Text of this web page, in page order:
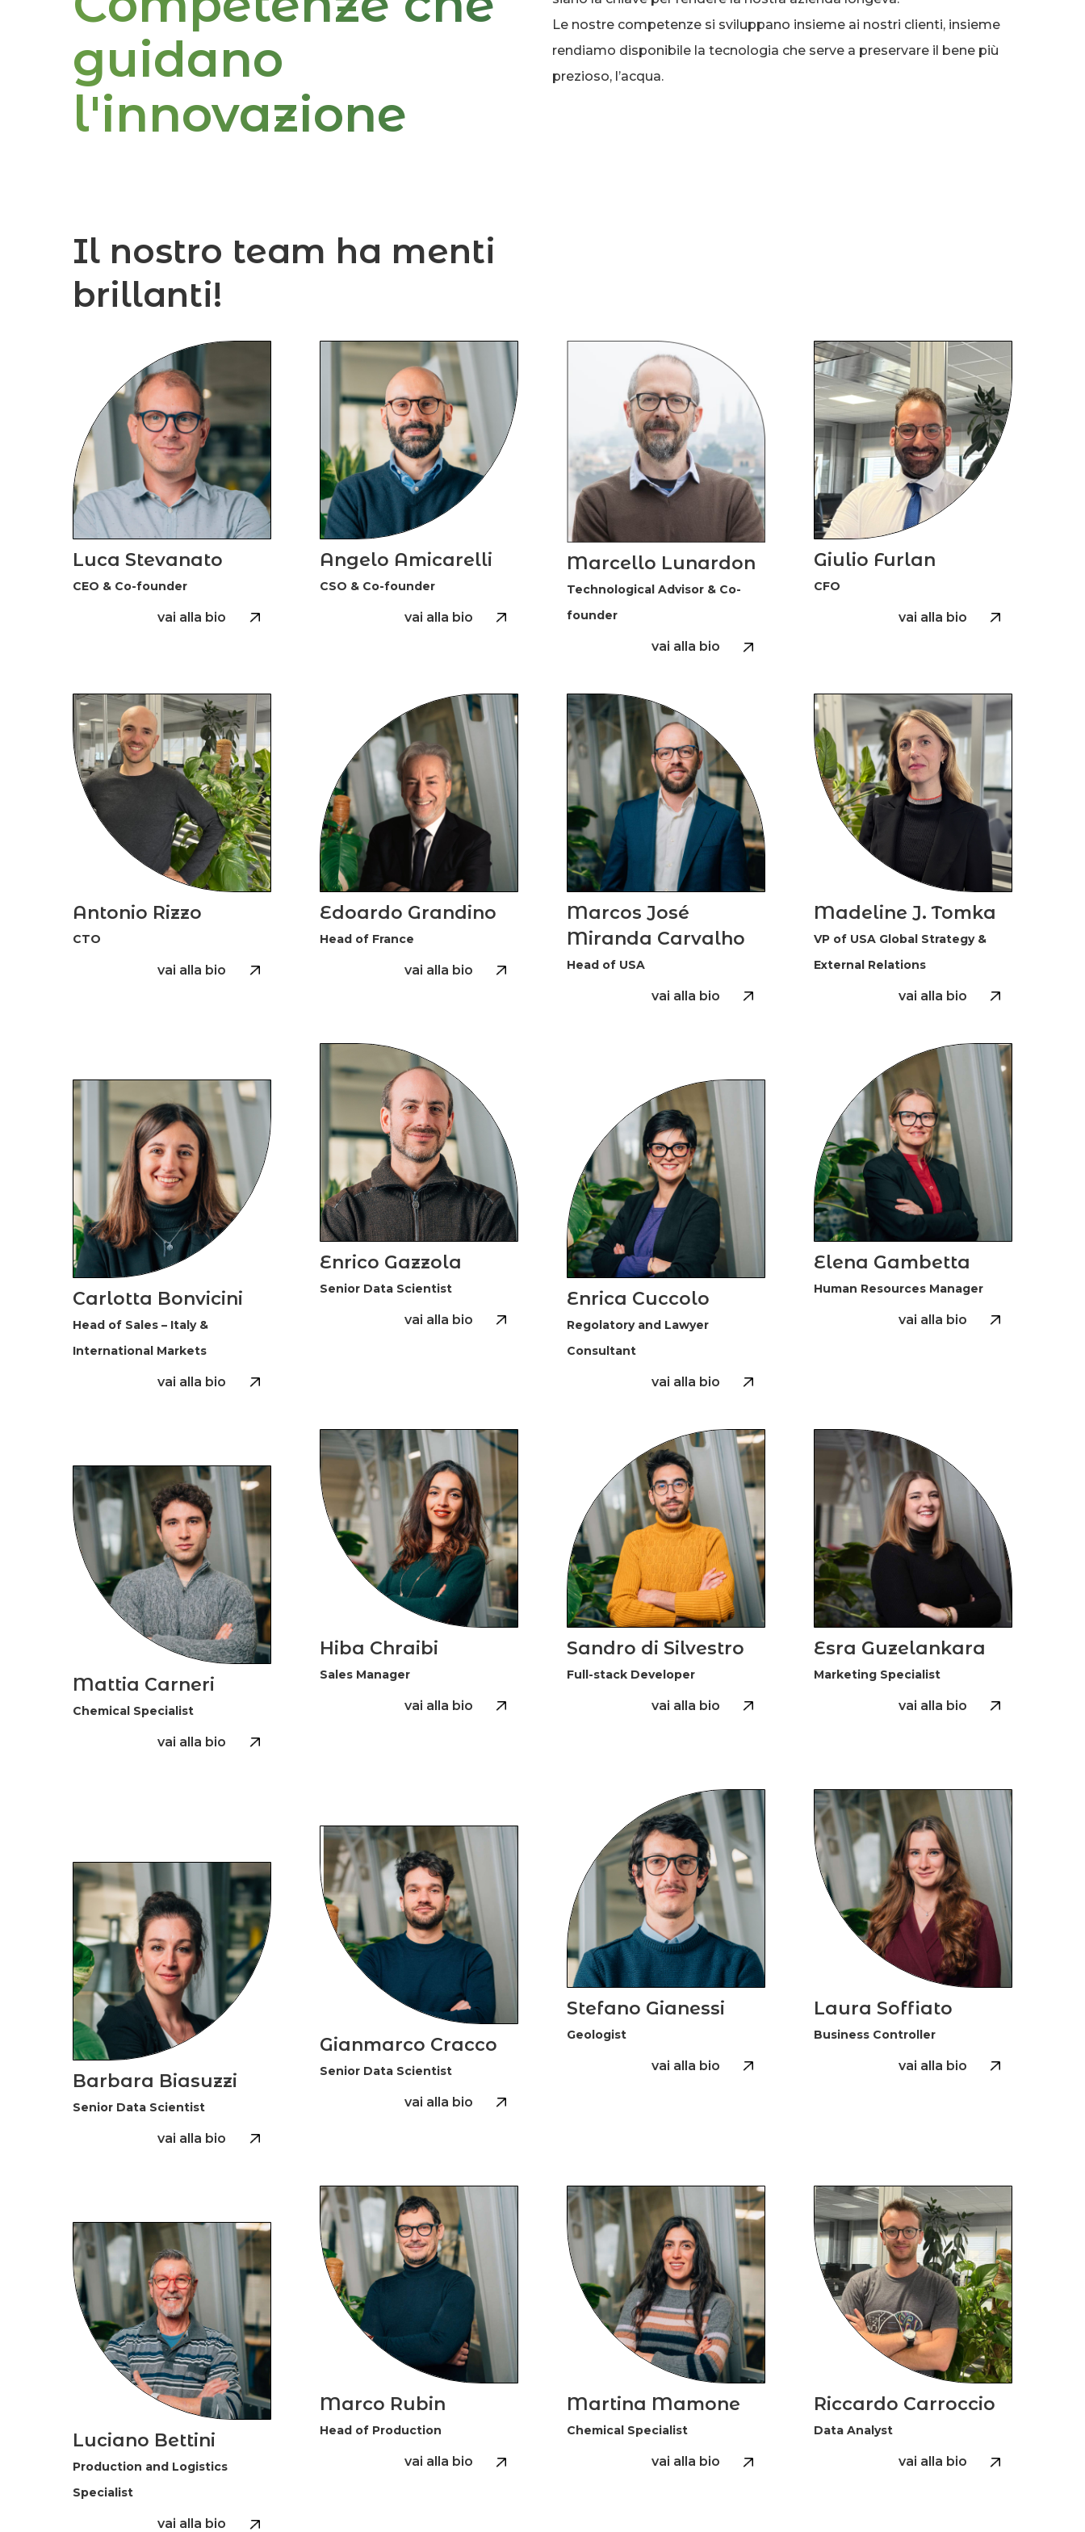
guidano
l'innovazione
Le nostre competenze si sviluppano insieme ai nostri clienti, insieme
rendiamo disponibile la tecnologia che serve a preservare il bene più
prezioso, l’acqua.
Il nostro team ha menti
brillanti!
Luca Stevanato
CEO & Co-founder
vai alla bio
Angelo Amicarelli
CSO & Co-founder
vai alla bio
Marcello Lunardon
Technological Advisor & Co-
founder
vai alla bio
Giulio Furlan​
CFO
vai alla bio
Antonio Rizzo
CTO
vai alla bio
Edoardo Grandino
Head of France
vai alla bio
Marcos José
Miranda Carvalho
Head of USA
vai alla bio
Madeline J. Tomka
VP of USA Global Strategy &
External Relations
vai alla bio
Carlotta Bonvicini
Head of Sales – Italy &
International Markets
vai alla bio
Enrico Gazzola
Senior Data Scientist
vai alla bio
Enrica Cuccolo
Regolatory and Lawyer
Consultant
vai alla bio
Elena Gambetta
Human Resources Manager
vai alla bio
Mattia Carneri
Chemical Specialist
vai alla bio
Hiba Chraibi
Sales Manager
vai alla bio
Sandro di Silvestro
Full-stack Developer
vai alla bio
Esra Guzelankara
Marketing Specialist
vai alla bio
Barbara Biasuzzi
Senior Data Scientist
vai alla bio
Gianmarco Cracco
Senior Data Scientist
vai alla bio
Stefano Gianessi
Geologist
vai alla bio
Laura Soffiato
Business Controller
vai alla bio
Luciano Bettini
Production and Logistics
Specialist
vai alla bio
Marco Rubin
Head of Production
vai alla bio
Martina Mamone
Chemical Specialist
vai alla bio
Riccardo Carroccio
Data Analyst
vai alla bio